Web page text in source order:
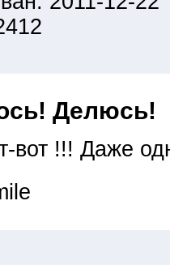
Делюсь!
вот !!! Даже